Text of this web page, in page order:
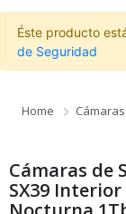
Éste producto
de Seguridad
Home
Cámaras de
SX39Medios